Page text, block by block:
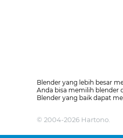
Blender yang lebih besar
Anda bisa memilih blender
Blender yang baik dapat
© 2004-2026 Hartono.